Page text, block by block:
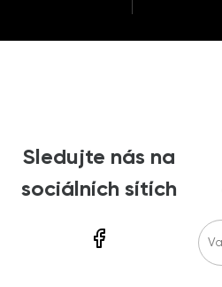
Sledujte nás na
sociálních sítích